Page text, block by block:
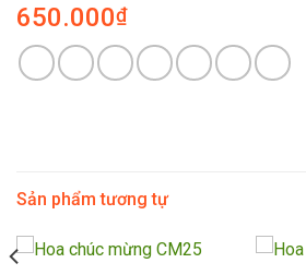
650.000₫
Sản phẩm tương tự